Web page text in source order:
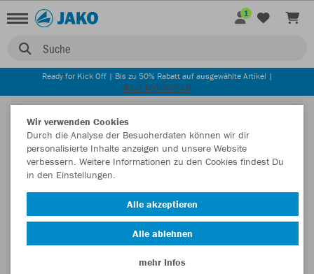
Suche
1
Ready for Kick Off | Bis zu 50% Rabatt auf ausgewählte Artikel |
JETZT ENTDECKEN
16.05.2025
Eröffnung des ersten TEAMSHOP89 in
Hermann Achmüller bringt „Teamsport in Perfektion“ nach
Südtirol.
Wir verwenden Cookies
Durch die Analyse der Besucherdaten können wir dir
personalisierte Inhalte anzeigen und unsere Website
verbessern. Weitere Informationen zu den Cookies findest Du
in den Einstellungen.
Alle akzeptieren
Alle ablehnen
mehr Infos